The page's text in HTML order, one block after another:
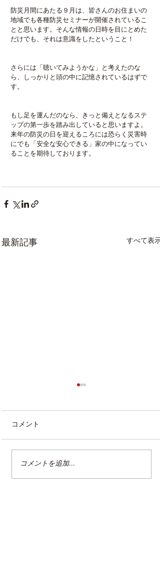
防災月間にあたる９月は、皆さんのお住まいの
地域でも各種防災セミナーが開催されているこ
とと思います。そんな情報の日時を目にとめた
だけでも、それは意識をしたということ！
さらには「聴いてみようかな」と考えたのな
ら、しっかりと頭の中に記憶されているはずで
す。
もし足を運んだのなら、きっと備えとなるステ
ップの第一歩を踏み出していると思いますよ。
来年の防災の日を迎えるころには恐らく災害時
にでも「安全な安心できる」家の中になってい
ることを期待しております。
最新記事 すべて表示
整理収納アドバイザー2級
認定講座
コメント
コメントを追加…